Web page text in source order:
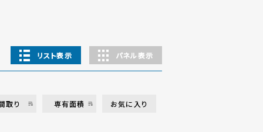
リスト表示 パネル表示
取り 専有面積 お気に入り